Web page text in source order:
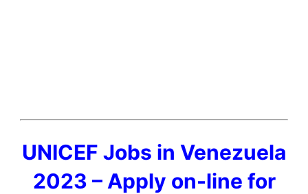
UNICEF Jobs in Venezuela
2023 – Apply on-line for